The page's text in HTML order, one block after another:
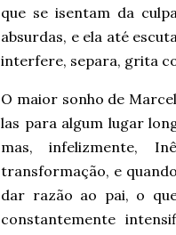
que se isentam da
absurdas, e ela até
interfere, separa, grita
O maior sonho de
las para algum lugar
mas, infelizmente,
transformação, e
dar razão ao pai, o
constantemente